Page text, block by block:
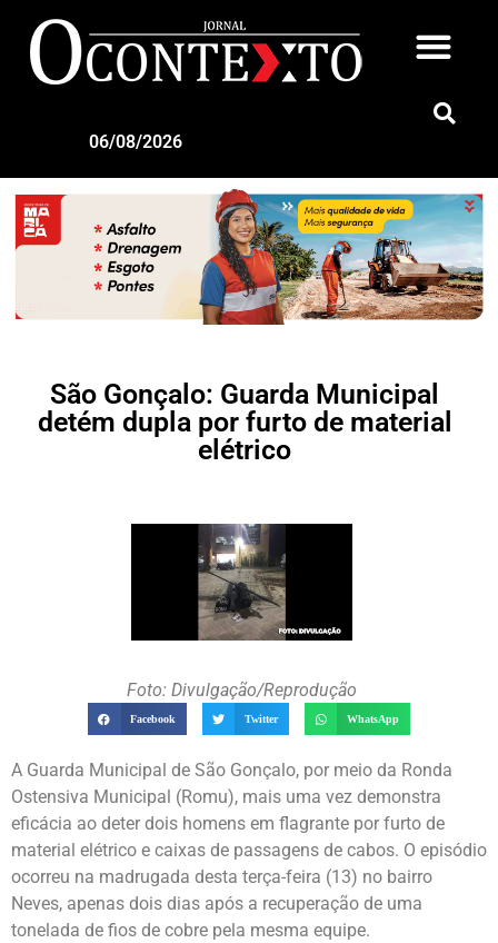
06/08/2026
São Gonçalo: Guarda Municipal
detém dupla por furto de material
elétrico
Foto: Divulgação/Reprodução
Facebook Twitter WhatsApp
A Guarda Municipal de São Gonçalo, por meio da Ronda
Ostensiva Municipal (Romu), mais uma vez demonstra
eficácia ao deter dois homens em flagrante por furto de
material elétrico e caixas de passagens de cabos. O episódio
ocorreu na madrugada desta terça-feira (13) no bairro
Neves, apenas dois dias após a recuperação de uma
tonelada de fios de cobre pela mesma equipe.